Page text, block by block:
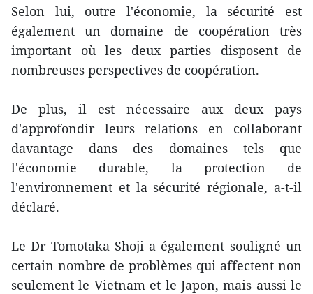
Selon lui, outre l'économie, la sécurité est
également un domaine de coopération très
important où les deux parties disposent de
nombreuses perspectives de coopération.
De plus, il est nécessaire aux deux pays
d'approfondir leurs relations en collaborant
davantage dans des domaines tels que
l'économie durable, la protection de
l'environnement et la sécurité régionale, a-t-il
déclaré.
Le Dr Tomotaka Shoji a également souligné un
certain nombre de problèmes qui affectent non
seulement le Vietnam et le Japon, mais aussi le